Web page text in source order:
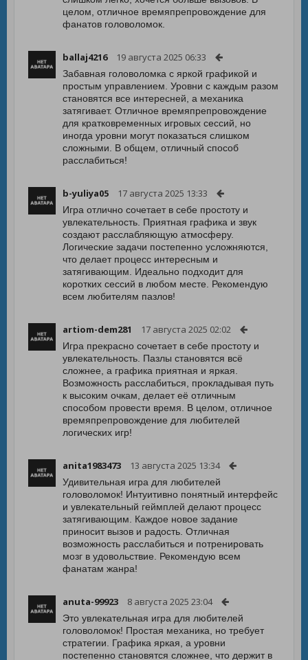
целом, отличное времяпрепровождение для
фанатов головоломок.
ballaj4216 19 августа 2025 06:33
Забавная головоломка с яркой графикой и
простым управлением. Уровни с каждым разом
становятся все интересней, а механика
затягивает. Отличное времяпрепровождение
для кратковременных игровых сессий, но
иногда уровни могут показаться слишком
сложными. В общем, отличный способ
расслабиться!
b-yuliya05 17 августа 2025 13:33
Игра отлично сочетает в себе простоту и
увлекательность. Приятная графика и звук
создают расслабляющую атмосферу.
Логические задачи постепенно усложняются,
что делает процесс интересным и
затягивающим. Идеально подходит для
коротких сессий в любом месте. Рекомендую
всем любителям пазлов!
artiom-dem281 17 августа 2025 02:02
Игра прекрасно сочетает в себе простоту и
увлекательность. Пазлы становятся всё
сложнее, а графика приятная и яркая.
Возможность расслабиться, прокладывая путь
к высоким очкам, делает её отличным
способом провести время. В целом, отличное
времяпрепровождение для любителей
логических игр!
anita1983473 13 августа 2025 13:34
Удивительная игра для любителей
головоломок! Интуитивно понятный интерфейс
и увлекательный геймплей делают процесс
затягивающим. Каждое новое задание
приносит вызов и радость. Отличная
возможность расслабиться и потренировать
мозг в удовольствие. Рекомендую всем
фанатам жанра!
anuta-99923 8 августа 2025 23:04
Это увлекательная игра для любителей
головоломок! Простая механика, но требует
стратегии. Графика яркая, а уровни
постепенно становятся сложнее, что держит в